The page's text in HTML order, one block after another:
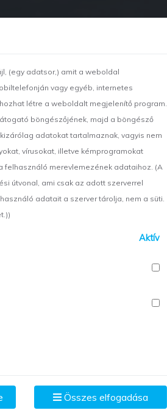
(egy adatsor,) amit a weboldal
vagy egyéb, internetes
létre a weboldalt megjelenítő program.
böngészőjének, majd a böngésző
adatokat tartalmaznak, vagyis nem
vírusokat, illetve kémprogramokat
felhasználó merevlemezének adataihoz. (A
útvonal, ami csak az adott szerverrel
adatait a szerver tárolja, nem a süti.
Aktív
Összes elfogadása